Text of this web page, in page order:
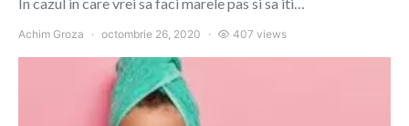
Achim Groza octombrie 26, 2020 407 views